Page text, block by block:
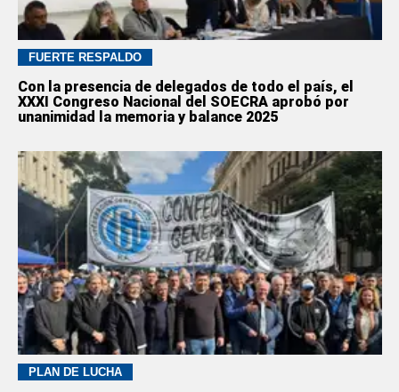
FUERTE RESPALDO
Con la presencia de delegados de todo el país, el
XXXI Congreso Nacional del SOECRA aprobó por
unanimidad la memoria y balance 2025
PLAN DE LUCHA